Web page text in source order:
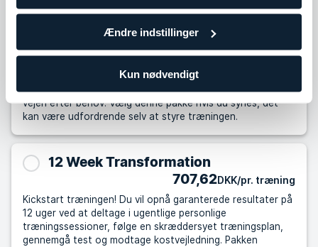
Ændre indstillinger
Kun nødvendigt
træner regelmæssigt eller i gruppetimer.
25 klip
687,96
Træn oftere for at holde dig på rette spor og tilpas hen ad
vejen efter behov. Vælg denne pakke hvis du synes, det
kan være udfordrende selv at styre træningen.
12 Week Transformation
707,62DKK/pr. træning
Kickstart træningen! Du vil opnå garanterede resultater på
12 uger ved at deltage i ugentlige personlige
træningssessioner, følge en skræddersyet træningsplan,
gennemgå test og modtage kostvejledning. Pakken